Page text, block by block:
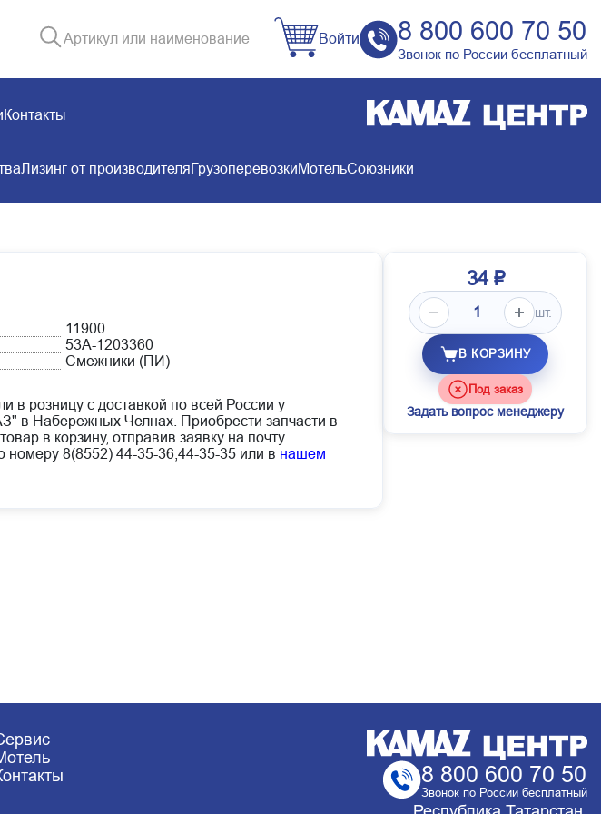
Войти 8 800 600 70 50
Звонок по России бесплатный
Контакты
Лизинг от производителяГрузоперевозкиМотельСоюзники
11900
53А-1203360
Смежники (ПИ)
в розницу с доставкой по всей России у
в Набережных Челнах. Приобрести запчасти в
в корзину, отправив заявку на почту
номеру 8(8552) 44-35-36,44-35-35 или в нашем
34 ₽
шт.
В КОРЗИНУ
Под заказ
Задать вопрос менеджеру
8 800 600 70 50
Звонок по России бесплатный